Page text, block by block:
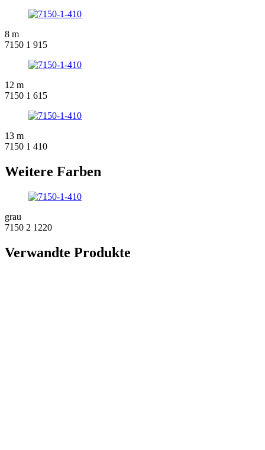
8 m
7150 1 915
12 m
7150 1 615
13 m
7150 1 410
Weitere Farben
grau
7150 2 1220
Verwandte Produkte